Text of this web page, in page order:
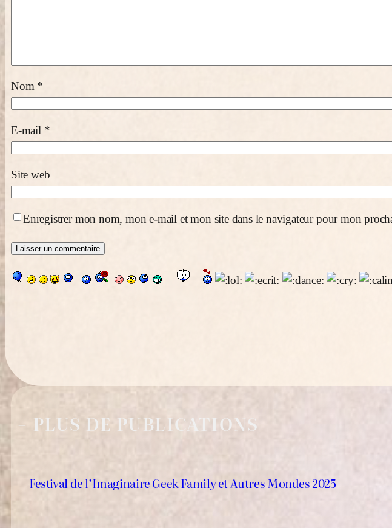
Nom *
E-mail *
Site web
Enregistrer mon nom, mon e-mail et mon site dans le navigateur pour mon
+ PLUS DE PUBLICATIONS
Festival de l’Imaginaire Geek Family et Autres Mondes 2025